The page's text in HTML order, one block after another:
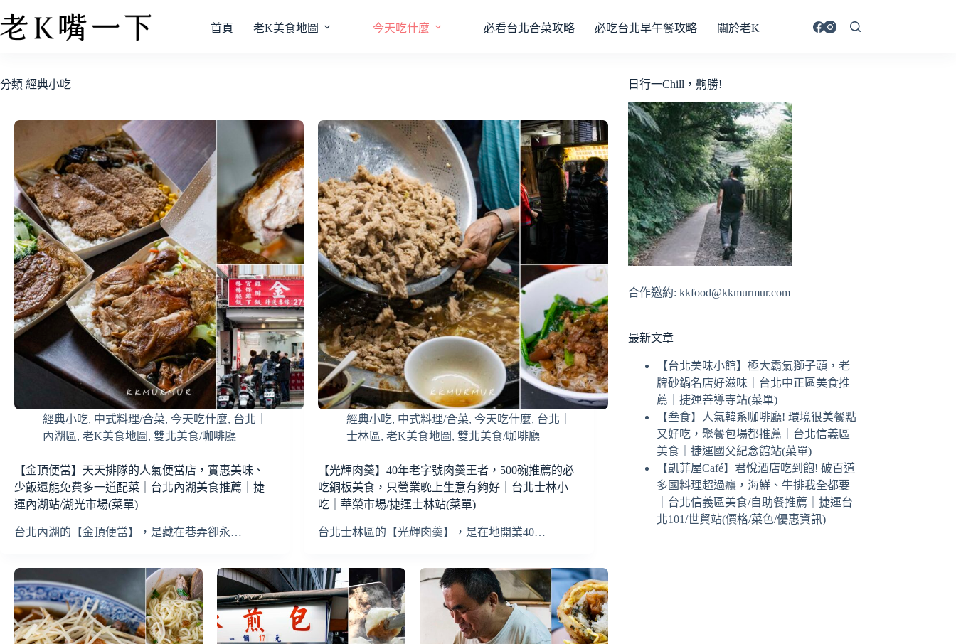
首頁 老K美食地圖 今天吃什麼 必看台北合菜攻略 必吃台北早午餐攻略 關於老K
分類 經典小吃
經典小吃, 中式料理/合菜, 今天吃什麼, 台北｜
內湖區, 老K美食地圖 , 雙北美食/咖啡廳
【金頂便當】天天排隊的人氣便當店，實惠美味、
少飯還能免費多一道配菜｜台北內湖美食推薦｜捷
運內湖站/湖光市場(菜單)
台北內湖的【金頂便當】，是藏在巷弄卻永…
經典小吃, 中式料理/合菜,今天吃什麼, 台北｜
士林區,老K美食地圖 ,雙北美食/咖啡廳
【光輝肉羹】40年老字號肉羹王者，500碗推薦的必
吃銅板美食，只營業晚上生意有夠好｜台北士林小
吃｜華榮市場/捷運士林站(菜單)
台北士林區的【光輝肉羹】，是在地開業40…
日行一Chill，齁勝!
合作邀約: kkfood@kkmurmur.com
最新文章
【台北美味小館】極大霸氣獅子頭，老
牌砂鍋名店好滋味｜台北中正區美食推
薦｜捷運善導寺站(菜單)
【叁食】人氣韓系咖啡廳! 環境很美餐點
又好吃，聚餐包場都推薦｜台北信義區
美食｜捷運國父紀念館站(菜單)
【凱菲屋Café】君悅酒店吃到飽! 破百道
多國料理超過癮，海鮮、牛排我全都要
｜台北信義區美食/自助餐推薦｜捷運台
北101/世貿站(價格/菜色/優惠資訊)